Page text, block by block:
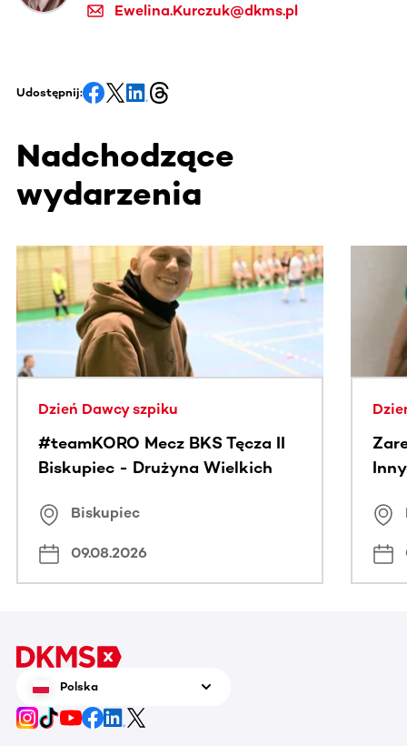
Ewelina.Kurczuk@dkms.pl
Udostępnij:
Nadchodzące
wydarzenia
Ta sekcja zawiera treści przewijane w poziomie. Użyj
Dzień Dawcy szpiku
#teamKORO Mecz BKS Tęcza II
Biskupiec - Drużyna Wielkich
Biskupiec
09.08.2026
Polska